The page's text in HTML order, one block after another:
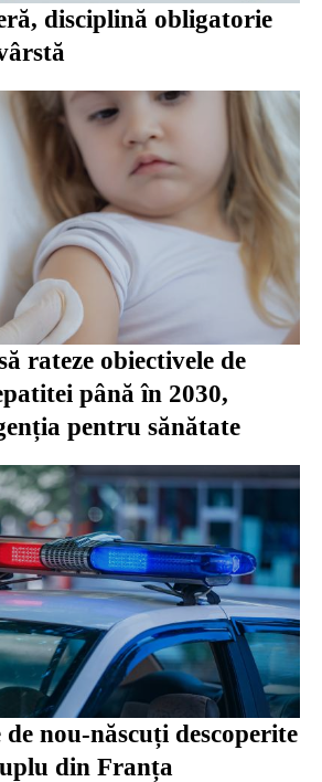
disciplină obligatorie
rateze obiectivele de
până în 2030,
pentru sănătate
nou-născuți descoperite
din Franța